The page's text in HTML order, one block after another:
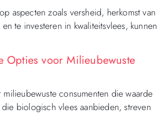
aspecten zoals versheid, herkomst van
te investeren in kwaliteitsvlees, kunnen
voor Milieubewuste
consumenten die waarde
biologisch vlees aanbieden, streven